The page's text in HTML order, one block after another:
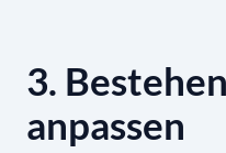
3.
anpassen